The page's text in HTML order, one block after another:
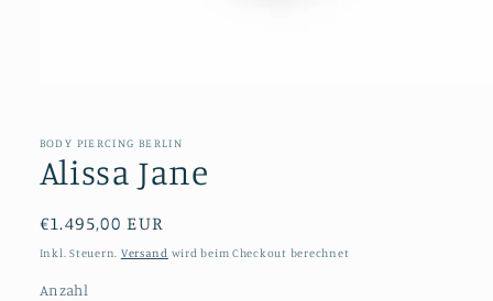
Modal
öffnen
BODY PIERCING BERLIN
Alissa Jane
Normaler
Preis
€1.495,00 EUR
Inkl. Steuern. Versand wird beim Checkout berechnet
Anzahl